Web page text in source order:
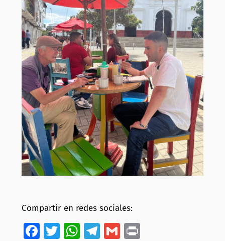
Compartir en redes sociales:
Facebook
Twitter
WhatsApp
Telegram
GmailPrint